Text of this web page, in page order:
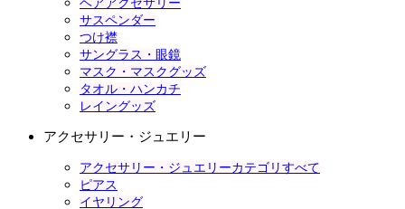
ヘアアクセサリー
サスペンダー
つけ襟
サングラス・眼鏡
マスク・マスクグッズ
タオル・ハンカチ
レイングッズ
アクセサリー・ジュエリー
アクセサリー・ジュエリーカテゴリすべて
ピアス
イヤリング